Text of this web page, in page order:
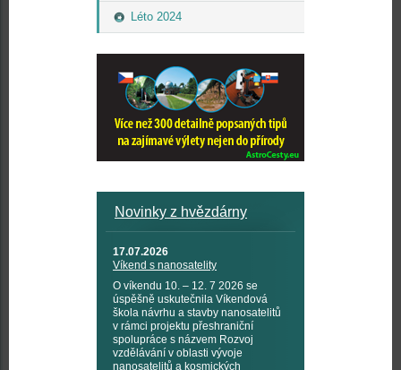
Léto 2024
Novinky z hvězdárny
17.07.2026
Víkend s nanosatelity
O víkendu 10. – 12. 7 2026 se
úspěšně uskutečnila Víkendová
škola návrhu a stavby nanosatelitů
v rámci projektu přeshraniční
spolupráce s názvem Rozvoj
vzdělávání v oblasti vývoje
nanosatelitů a kosmických